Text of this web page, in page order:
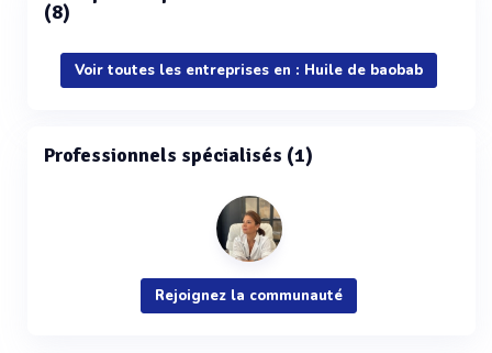
(8)
Voir toutes les entreprises en : Huile de baobab
Professionnels spécialisés (1)
Rejoignez la communauté